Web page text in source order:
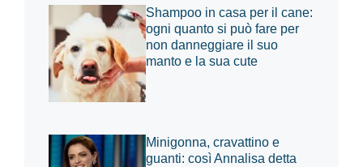
Shampoo in casa per il cane:
ogni quanto si può fare per
non danneggiare il suo
manto e la sua cute
Minigonna, cravattino e
guanti: così Annalisa detta